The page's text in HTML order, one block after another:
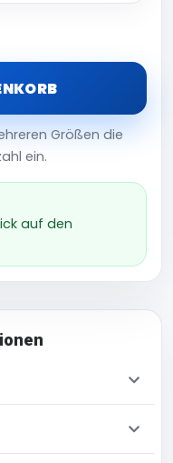
Größen die
ein.
auf den